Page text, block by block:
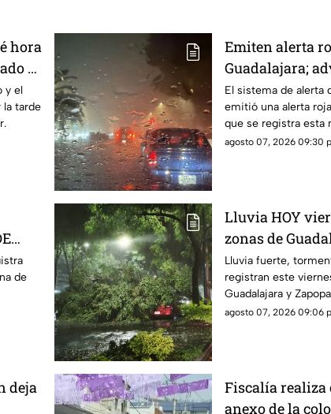
hora
8
y el
tarde
Emiten alerta
Guadalajara;
árboles e
El sistema de alerta
emitió una alerta
que se registra esta
agosto 07, 2026 09:30
de
Lluvia HOY
zonas de
Lluvia fuerte,
registran este
Guadalajara y
agosto 07, 2026 09:06
deja
Fiscalía realiza
anexo de la